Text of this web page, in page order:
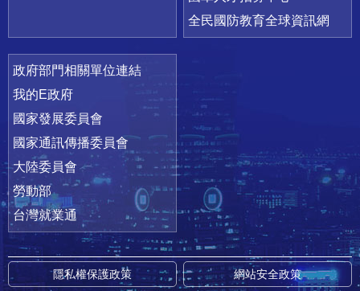
全民國防教育全球資訊網
政府部門相關單位連結
我的E政府
國家發展委員會
國家通訊傳播委員會
大陸委員會
勞動部
台灣就業通
隱私權保護政策 網站安全政策